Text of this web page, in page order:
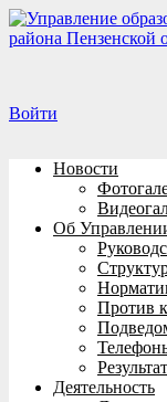
Перейти
к
Войти
Новости
Об
Против
Деятельность